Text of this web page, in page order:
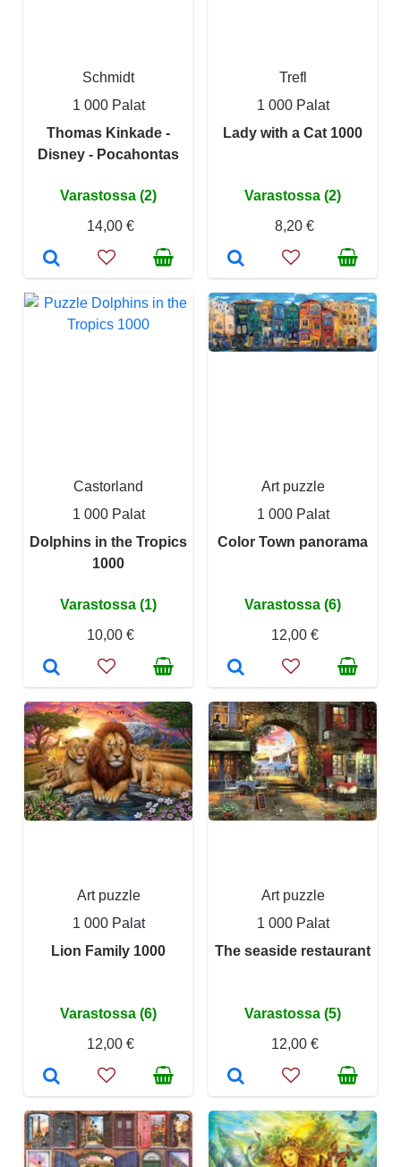
Schmidt
1 000 Palat
Thomas Kinkade -
Disney - Pocahontas
Varastossa (2)
14,00 €
Trefl
1 000 Palat
Lady with a Cat 1000
Varastossa (2)
8,20 €
Castorland
1 000 Palat
Dolphins in the Tropics
1000
Varastossa (1)
10,00 €
Art puzzle
1 000 Palat
Color Town panorama
Varastossa (6)
12,00 €
Art puzzle
1 000 Palat
Lion Family 1000
Varastossa (6)
12,00 €
Art puzzle
1 000 Palat
The seaside restaurant
Varastossa (5)
12,00 €